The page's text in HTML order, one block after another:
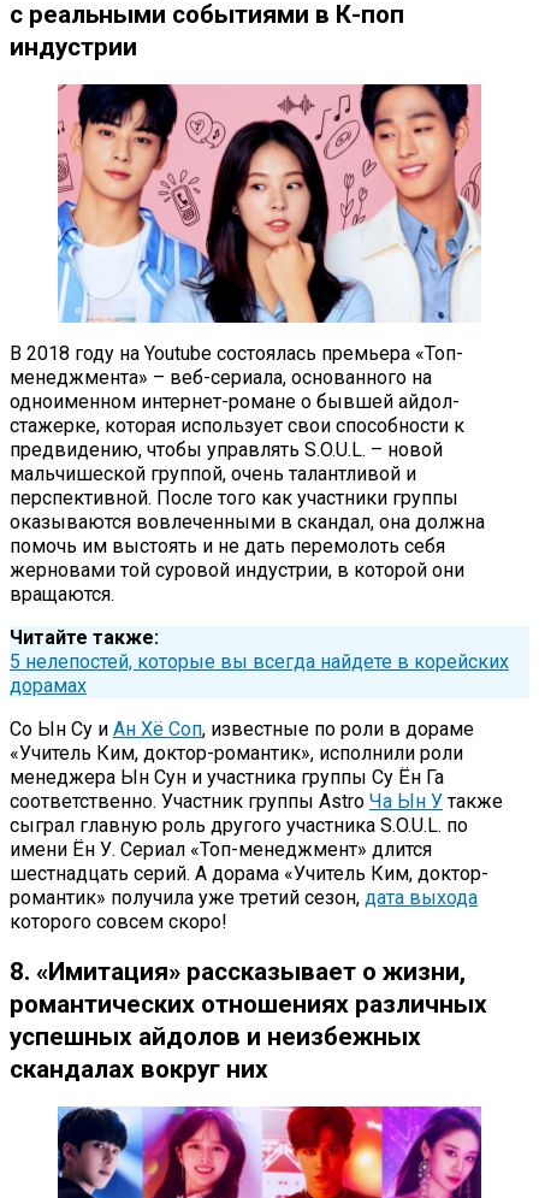
с реальными событиями в К-поп
индустрии
В 2018 году на Youtube состоялась премьера «Топ-
менеджмента» – веб-сериала, основанного на
одноименном интернет-романе о бывшей айдол-
стажерке, которая использует свои способности к
предвидению, чтобы управлять S.O.U.L. – новой
мальчишеской группой, очень талантливой и
перспективной. После того как участники группы
оказываются вовлеченными в скандал, она должна
помочь им выстоять и не дать перемолоть себя
жерновами той суровой индустрии, в которой они
вращаются.
Читайте также:
5 нелепостей, которые вы всегда найдете в корейских
дорамах
Со Ын Су и Ан Хё Соп, известные по роли в дораме
«Учитель Ким, доктор-романтик», исполнили роли
менеджера Ын Сун и участника группы Су Ён Га
соответственно. Участник группы Astro Ча Ын Утакже
сыграл главную роль другого участника S.O.U.L. по
имени Ён У. Сериал «Топ-менеджмент» длится
шестнадцать серий. А дорама «Учитель Ким, доктор-
романтик» получила уже третий сезон, дата выхода
которого совсем скоро!
8. «Имитация» рассказывает о жизни,
романтических отношениях различных
успешных айдолов и неизбежных
скандалах вокруг них